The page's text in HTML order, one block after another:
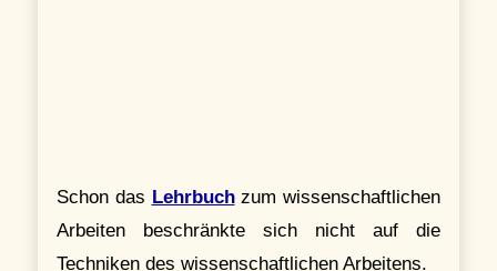
Schon das Lehrbuchzum wissenschaftlichen
Arbeiten beschränkte sich nicht auf die
Techniken des wissenschaftlichen Arbeitens.